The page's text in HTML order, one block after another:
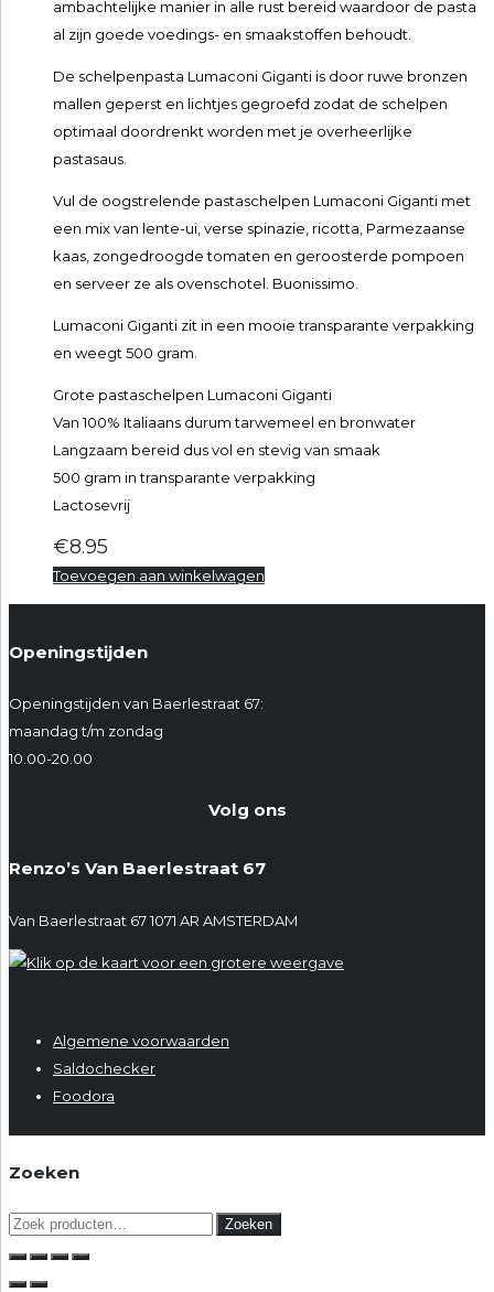
ambachtelijke manier in alle rust bereid waardoor de pasta
al zijn goede voedings- en smaakstoffen behoudt.
De schelpenpasta Lumaconi Giganti is door ruwe bronzen
mallen geperst en lichtjes gegroefd zodat de schelpen
optimaal doordrenkt worden met je overheerlijke
pastasaus.
Vul de oogstrelende pastaschelpen Lumaconi Giganti met
een mix van lente-ui, verse spinazie, ricotta, Parmezaanse
kaas, zongedroogde tomaten en geroosterde pompoen
en serveer ze als ovenschotel. Buonissimo.
Lumaconi Giganti zit in een mooie transparante verpakking
en weegt 500 gram.
Grote pastaschelpen Lumaconi Giganti
Van 100% Italiaans durum tarwemeel en bronwater
Langzaam bereid dus vol en stevig van smaak
500 gram in transparante verpakking
Lactosevrij
€8.95
Toevoegen aan winkelwagen
Openingstijden
Openingstijden van Baerlestraat 67:
maandag t/m zondag
10.00-20.00
Volg ons
Renzo’s Van Baerlestraat 67
Van Baerlestraat 67 1071 AR AMSTERDAM
Algemene voorwaarden
Saldochecker
Foodora
Zoeken
Zoeken
naar:
Zoeken